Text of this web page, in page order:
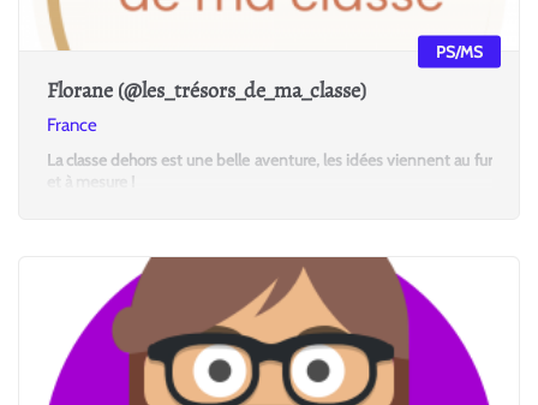
Florane (@les_trésors_de_ma_classe)
France
La classe dehors est une belle aventure, les idées viennent au fur
et à mesure !
PS/MS